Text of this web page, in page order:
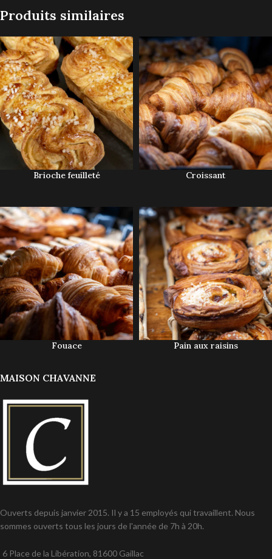
Produits similaires
Brioche feuilleté Croissant
Fouace Pain aux raisins
MAISON CHAVANNE
Ouverts depuis janvier 2015. Il y a 15 employés qui travaillent. Nous
sommes ouverts tous les jours de l'année de 7h à 20h.
6 Place de la Libération, 81600 Gaillac